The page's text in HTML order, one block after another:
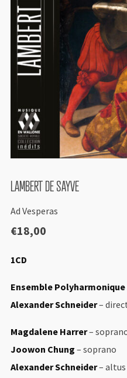
LAMBERT DE SAYVE
Ad Vesperas
€18,00
1CD
Ensemble Polyharmonique
Alexander Schneider–
Magdalene Harrer–
Joowon Chung – soprano
Alexander Schneider– altus